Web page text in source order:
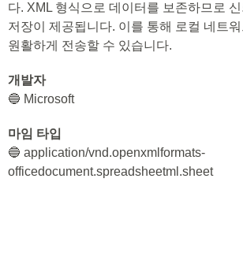
다. XML 형식으로 데이터를 보존하므로
저장이 제공됩니다. 이를 통해 로컬 네트
원활하게 전송할 수 있습니다.
개발자
🔵 Microsoft
마임 타입
🔵 application/vnd.openxmlformats-
officedocument.spreadsheetml.sheet